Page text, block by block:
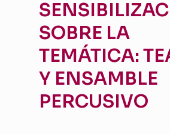
SOBRE LA
TEMÁTICA:
Y ENSAMBLE
PERCUSIVO